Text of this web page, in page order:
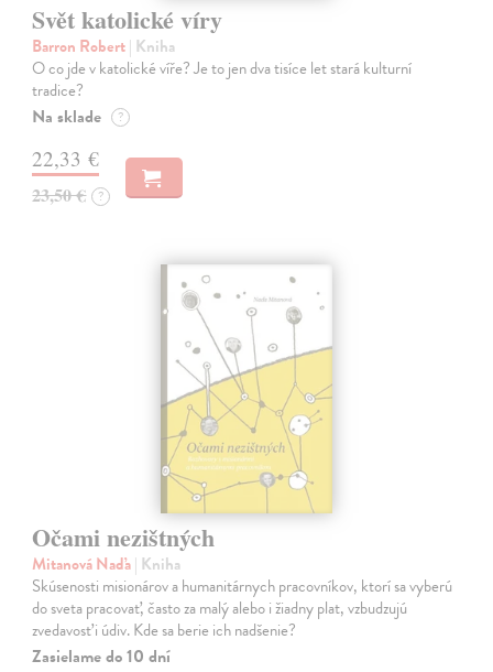
Svět katolické víry
Barron Robert| Kniha
O co jde v katolické víře? Je to jen dva tisíce let stará kulturní
tradice?
Na sklade ?
22,33 €
23,50 € ?
Očami nezištných
Mitanová Naďa| Kniha
Skúsenosti misionárov a humanitárnych pracovníkov, ktorí sa vyberú
do sveta pracovať, často za malý alebo i žiadny plat, vzbudzujú
zvedavosť i údiv. Kde sa berie ich nadšenie?
Zasielame do 10 dní